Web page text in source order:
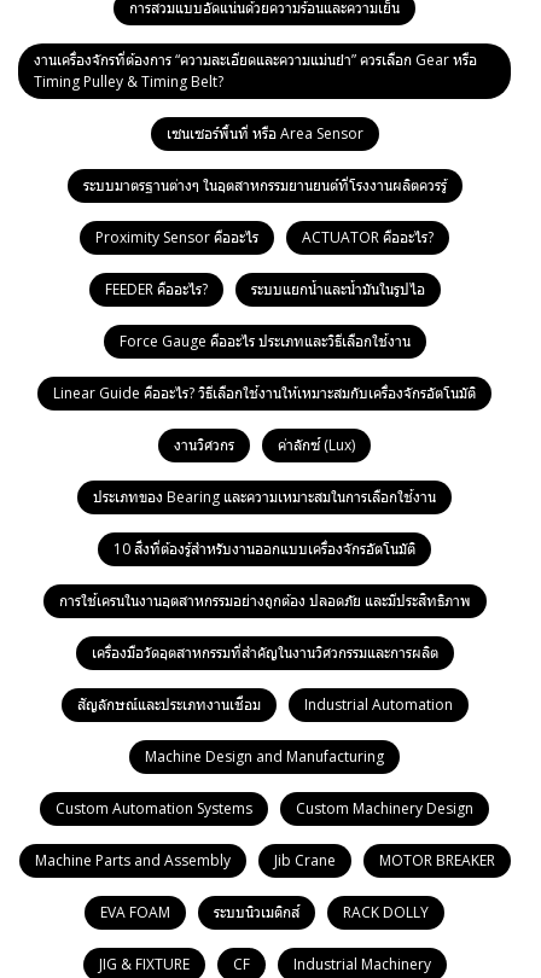
การสวมแบบอัดแน่นด้วยความร้อนและความเย็น
งานเครื่องจักรที่ต้องการ “ความละเอียดและความแม่นยำ” ควรเลือก Gear หรือ
Timing Pulley & Timing Belt?
เซนเซอร์พื้นที่ หรือ Area Sensor
ระบบมาตรฐานต่างๆ ในอุตสาหกรรมยานยนต์ที่โรงงานผลิตควรรู้
Proximity Sensor คืออะไร ACTUATOR คืออะไร?
FEEDER คืออะไร? ระบบแยกน้ำและน้ำมันในรูปไอ
Force Gauge คืออะไร ประเภทและวิธีเลือกใช้งาน
Linear Guide คืออะไร? วิธีเลือกใช้งานให้เหมาะสมกับเครื่องจักรอัตโนมัติ
งานวิศวกร ค่าลักซ์ (Lux)
ประเภทของ Bearing และความเหมาะสมในการเลือกใช้งาน
10 สิ่งที่ต้องรู้สำหรับงานออกแบบเครื่องจักรอัตโนมัติ
การใช้เครนในงานอุตสาหกรรมอย่างถูกต้อง ปลอดภัย และมีประสิทธิภาพ
เครื่องมือวัดอุตสาหกรรมที่สำคัญในงานวิศวกรรมและการผลิต
สัญลักษณ์และประเภทงานเชื่อม Industrial Automation
Machine Design and Manufacturing
Custom Automation Systems Custom Machinery Design
Machine Parts and Assembly Jib Crane MOTOR BREAKER
EVA FOAM ระบบนิวเมติกส์ RACK DOLLY
JIG & FIXTURE CF Industrial Machinery